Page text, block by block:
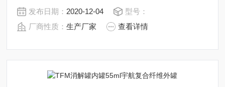
消解系统
发布日期： 2020-12-04
型号：
厂商性质：生产厂家 查看详情